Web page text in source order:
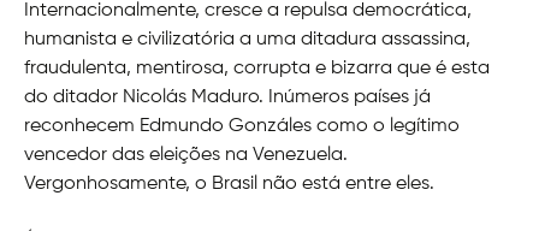
Internacionalmente, cresce a repulsa democrática,
humanista e civilizatória a uma ditadura assassina,
fraudulenta, mentirosa, corrupta e bizarra que é esta
do ditador Nicolás Maduro. Inúmeros países já
reconhecem Edmundo Gonzáles como o legítimo
vencedor das eleições na Venezuela.
Vergonhosamente, o Brasil não está entre eles.